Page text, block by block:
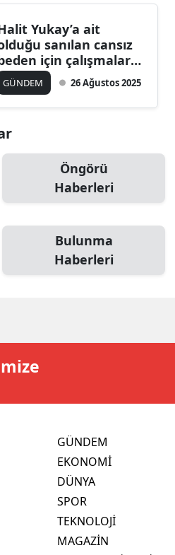
Yukay’a ait
sanılan cansız
için çalışmalar
GÜNDEM 26 Ağustos 2025
Öngörü
Haberleri
Bulunma
Haberleri
GÜNDEM
EKONOMİ
DÜNYA
SPOR
TEKNOLOJİ
MAGAZİN